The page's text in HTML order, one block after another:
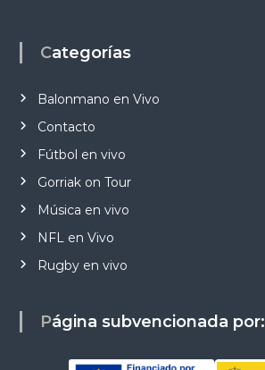
Categorías
Balonmano en Vivo
Contacto
Fútbol en vivo
Gorriak on Tour
Música en vivo
NFL en Vivo
Rugby en vivo
Página subvencionada por: